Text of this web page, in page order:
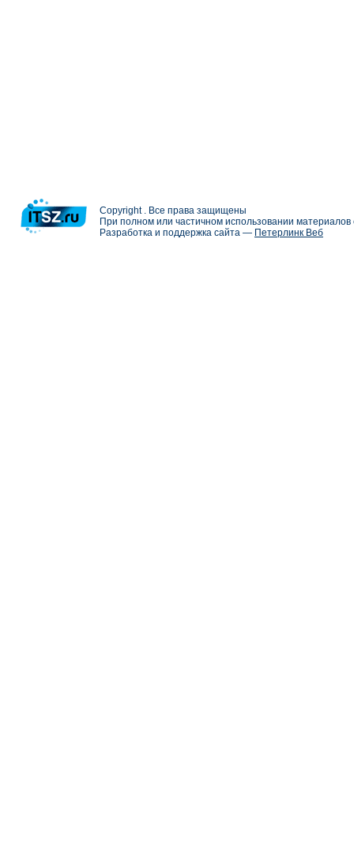
Copyright . Все права защищены
При полном или частичном использовании
Разработка и поддержка сайта — Петерлинк Веб